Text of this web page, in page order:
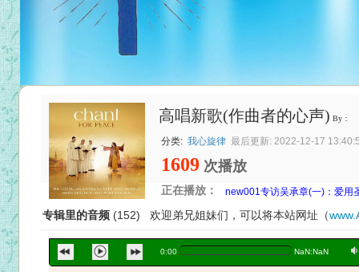
高唱新歌(作曲者的心声) By：
分类: 我心旋律 最后更新: 2022-12-17
1609 次播放
正在播放：
专辑里的音频 (152) 欢迎弟兄姐妹们，可以将本站网址（
0:00 NaN:NaN a
new001专访吴承章(一)：爱用